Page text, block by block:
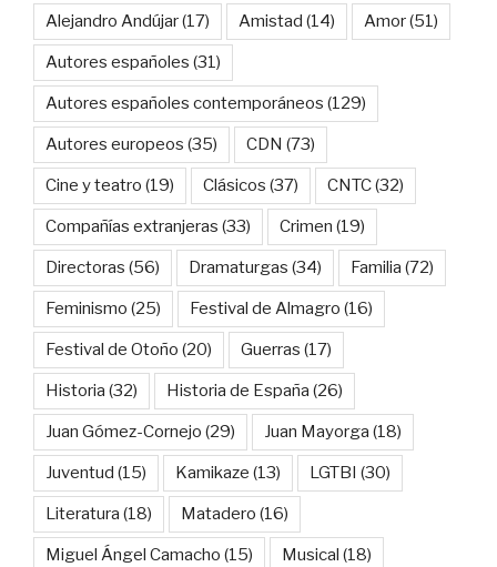
Alejandro Andújar(17) Amistad (14) Amor(51)
Autores españoles (31)
Autores españoles contemporáneos (129)
Autores europeos (35) CDN (73)
Cine y teatro (19) Clásicos (37) CNTC(32)
Compañías extranjeras (33) Crimen (19)
Directoras (56) Dramaturgas (34) Familia (72)
Feminismo (25) Festival de Almagro (16)
Festival de Otoño (20) Guerras (17)
Historia (32) Historia de España (26)
Juan Gómez-Cornejo (29) Juan Mayorga (18)
Juventud (15) Kamikaze (13) LGTBI (30)
Literatura (18) Matadero (16)
Miguel Ángel Camacho (15) Musical (18)